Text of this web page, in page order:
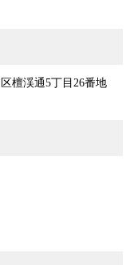
檀渓通5丁目26番地